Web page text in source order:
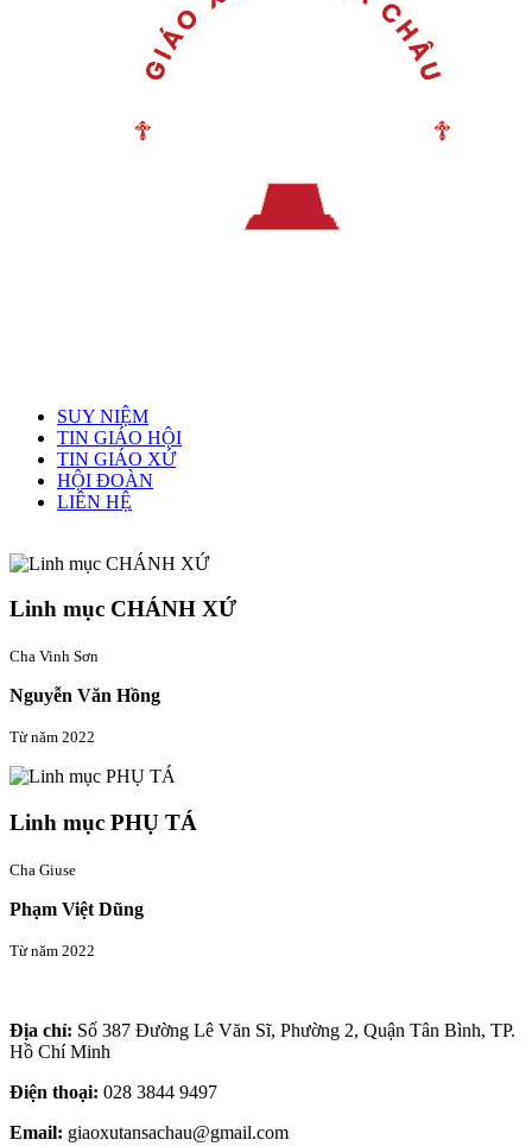
SUY NIỆM
TIN GIÁO HỘI
TIN GIÁO XỨ
HỘI ĐOÀN
LIÊN HỆ
Linh mục CHÁNH XỨ
Cha Vinh Sơn
Nguyễn Văn Hồng
Từ năm 2022
Linh mục PHỤ TÁ
Cha Giuse
Phạm Việt Dũng
Từ năm 2022
Địa chỉ: Số 387 Đường Lê Văn Sĩ, Phường 2, Quận Tân Bình, TP.
Hồ Chí Minh
Điện thoại: 028 3844 9497
Email: giaoxutansachau@gmail.com